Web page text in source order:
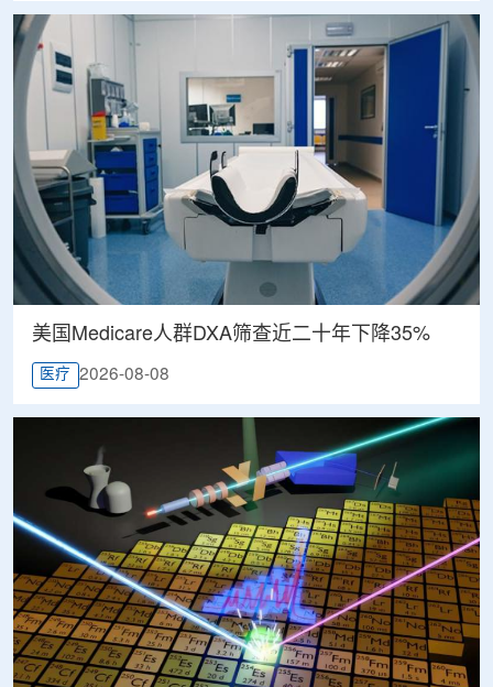
美国Medicare人群DXA筛查近二十年下降35%
医疗 2026-08-08